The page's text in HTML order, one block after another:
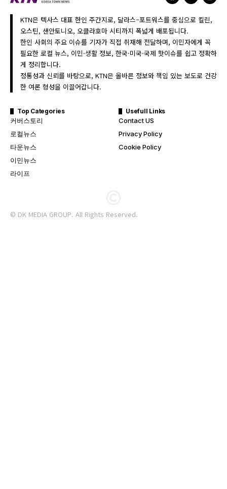
KTN은 텍사스 대표 한인 주간지로, 달라스–포트워스를 중심으로 킬린,
오스틴, 샌안토니오, 오클라호마 시티까지 폭넓게 배포됩니다.
한인 사회의 주요 이슈를 기자가 직접 취재해 전달하며, 이민자에게 꼭
필요한 로컬 뉴스, 이민·생활 정보, 한국·미국·국제 핫이슈를 쉽고 정확하
게 정리합니다.
정통성과 신뢰를 바탕으로, KTN은 올바른 정보와 책임 있는 보도로 건강
한 여론 형성을 이끌어갑니다.
Top Categories
커버스토리
로컬뉴스
타운뉴스
이민뉴스
라이프
Usefull Links
Contact US
Privacy Policy
Cookie Policy
© DK MEDIA GROUP. All Rights Reserved.